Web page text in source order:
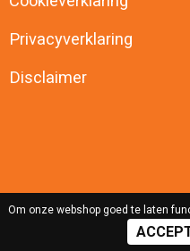
Privacyverklaring
Disclaimer
Om onze webshop goed te laten